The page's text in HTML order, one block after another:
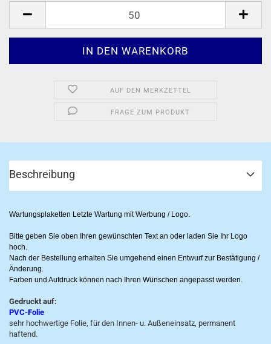
AUF DEN MERKZETTEL
FRAGE ZUM PRODUKT
Beschreibung
Wartungsplaketten Letzte Wartung mit Werbung / Logo.
Bitte geben Sie oben Ihren gewünschten Text an oder laden Sie Ihr Logo
hoch.
Nach der Bestellung erhalten Sie umgehend einen Entwurf zur Bestätigung /
Änderung.
Farben und Aufdruck können nach Ihren Wünschen angepasst werden.
Gedruckt auf:
PVC-Folie
sehr hochwertige Folie, für den Innen- u. Außeneinsatz, permanent
haftend.